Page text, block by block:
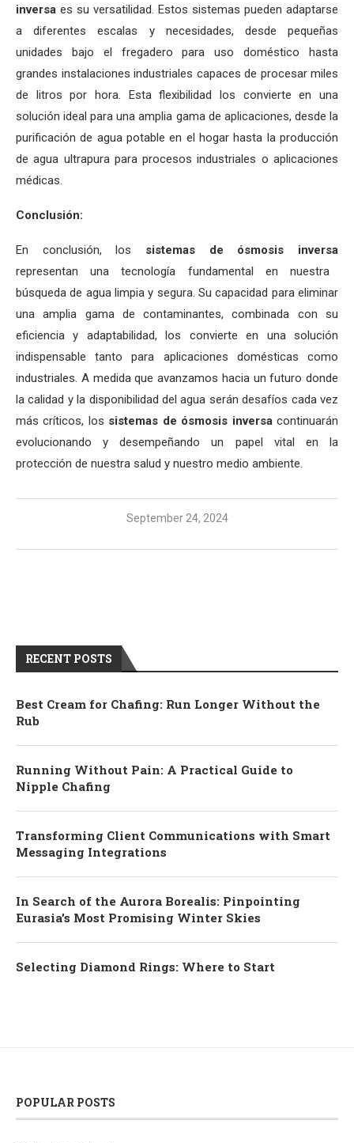
inversa es su versatilidad. Estos sistemas pueden adaptarse
a diferentes escalas y necesidades, desde pequeñas
unidades bajo el fregadero para uso doméstico hasta
grandes instalaciones industriales capaces de procesar miles
de litros por hora. Esta flexibilidad los convierte en una
solución ideal para una amplia gama de aplicaciones, desde la
purificación de agua potable en el hogar hasta la producción
de agua ultrapura para procesos industriales o aplicaciones
médicas.
Conclusión:
En conclusión, los sistemas de ósmosis inversa
representan una tecnología fundamental en nuestra
búsqueda de agua limpia y segura. Su capacidad para eliminar
una amplia gama de contaminantes, combinada con su
eficiencia y adaptabilidad, los convierte en una solución
indispensable tanto para aplicaciones domésticas como
industriales. A medida que avanzamos hacia un futuro donde
la calidad y la disponibilidad del agua serán desafíos cada vez
más críticos, los sistemas de ósmosis inversacontinuarán
evolucionando y desempeñando un papel vital en la
protección de nuestra salud y nuestro medio ambiente.
September 24, 2024
RECENT POSTS
Best Cream for Chafing: Run Longer Without the
Rub
Running Without Pain: A Practical Guide to
Nipple Chafing
Transforming Client Communications with Smart
Messaging Integrations
In Search of the Aurora Borealis: Pinpointing
Eurasia’s Most Promising Winter Skies
Selecting Diamond Rings: Where to Start
POPULAR POSTS